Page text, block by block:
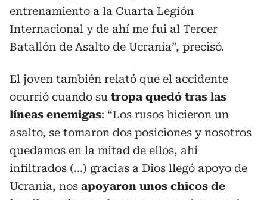
entrenamiento a la Cuarta Legión
Internacional y de ahí me fui al Tercer
Batallón de Asalto de Ucrania”, precisó.
El joven también relató que el accidente
ocurrió cuando su tropa quedó tras las
líneas enemigas: “Los rusos hicieron un
asalto, se tomaron dos posiciones y nosotros
quedamos en la mitad de ellos, ahí
infiltrados (…) gracias a Dios llegó apoyo de
Ucrania, nos apoyaron unos chicos de